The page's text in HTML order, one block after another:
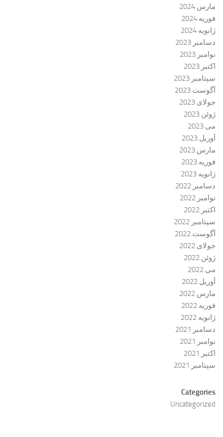
مارس 2024
فوریه 2024
ژانویه 2024
دسامبر 2023
نوامبر 2023
اکتبر 2023
سپتامبر 2023
آگوست 2023
جولای 2023
ژوئن 2023
می 2023
آوریل 2023
مارس 2023
فوریه 2023
ژانویه 2023
دسامبر 2022
نوامبر 2022
اکتبر 2022
سپتامبر 2022
آگوست 2022
جولای 2022
ژوئن 2022
می 2022
آوریل 2022
مارس 2022
فوریه 2022
ژانویه 2022
دسامبر 2021
نوامبر 2021
اکتبر 2021
سپتامبر 2021
Categories
Uncategorized